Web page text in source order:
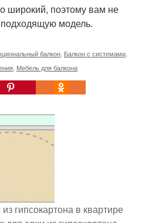
широкий, поэтому вам не
подходящую модель.
балкон Балкон с системами
Мебель для балкона
гипсокартона в квартире